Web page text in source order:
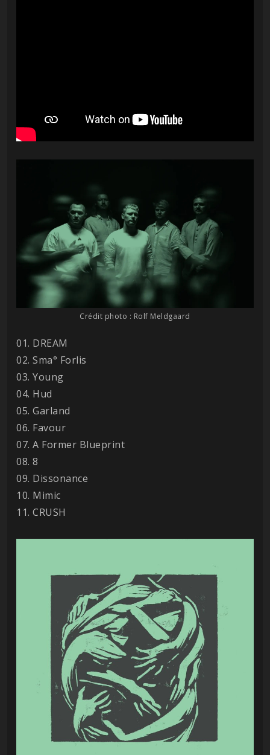
Crédit photo : Rolf Meldgaard
01. DREAM
02. Sma° Forlis
03. Young
04. Hud
05. Garland
06. Favour
07. A Former Blueprint
08. 8
09. Dissonance
10. Mimic
11. CRUSH